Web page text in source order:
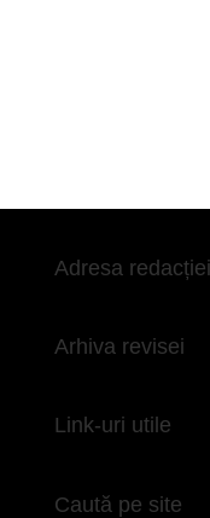
Adresa redacției
Arhiva revisei
Link-uri utile
Caută pe site